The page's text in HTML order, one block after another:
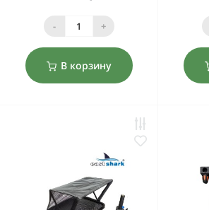
- +
В корзину